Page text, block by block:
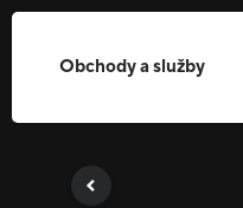
Obchody a služby